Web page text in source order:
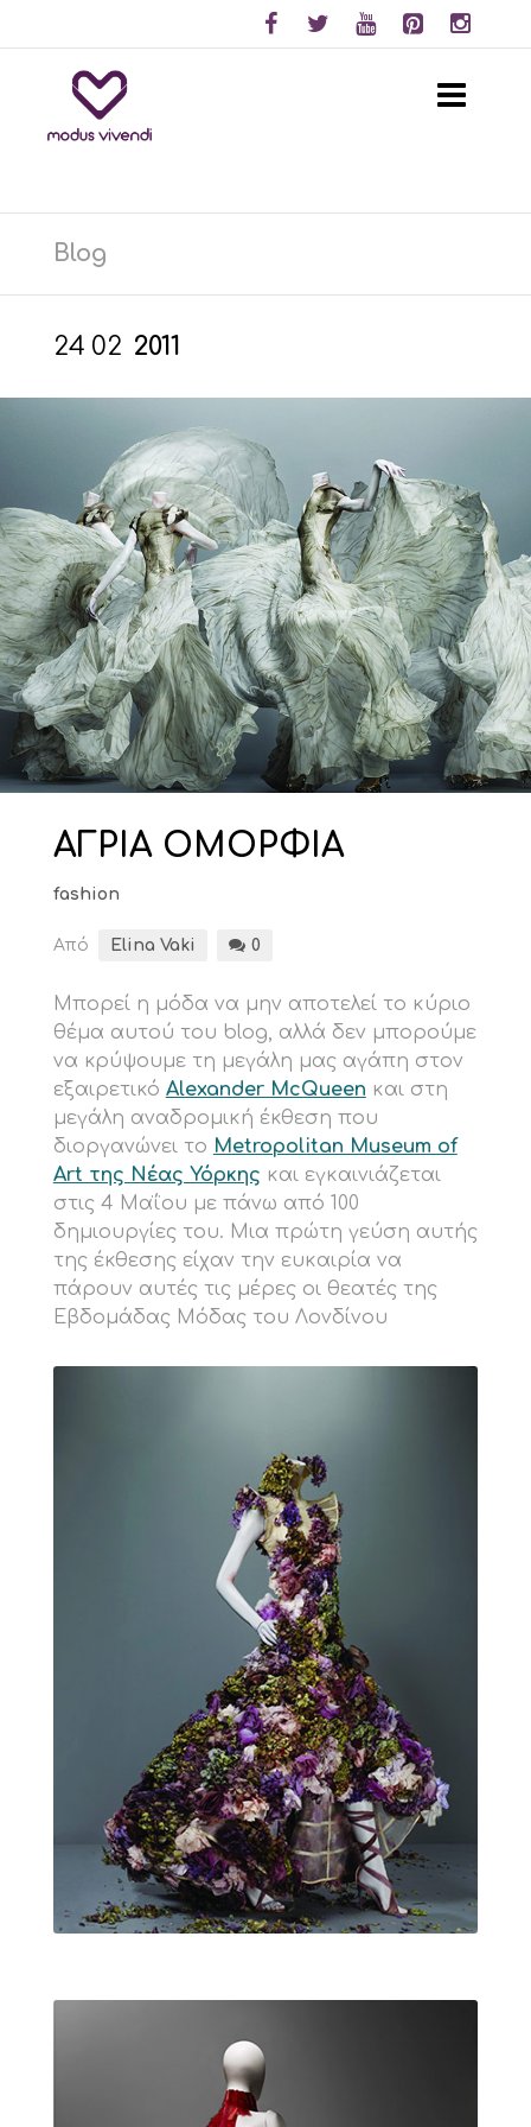
Blog
24 02 2011
ΑΓΡΙΑ ΟΜΟΡΦΙΑ
fashion
Από Elina Vaki 0
Μπορεί η μόδα να μην αποτελεί το κύριο
θέμα αυτού του blog, αλλά δεν μπορούμε
να κρύψουμε τη μεγάλη μας αγάπη στον
εξαιρετικό Alexander McQueen και στη
μεγάλη αναδρομική έκθεση που
διοργανώνει το Metropolitan Museum of
Art της Νέας Υόρκης και εγκαινιάζεται
στις 4 Μαΐου με πάνω από 100
δημιουργίες του. Μια πρώτη γεύση αυτής
της έκθεσης είχαν την ευκαιρία να
πάρουν αυτές τις μέρες οι θεατές της
Εβδομάδας Μόδας του Λονδίνου